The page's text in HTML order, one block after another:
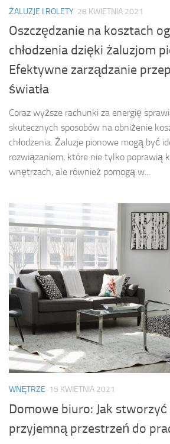
ŻALUZJE I ROLETY 28 KWIETNIA 2021
Oszczędzanie na kosztach
chłodzenia dzięki żaluzjom
Efektywne zarządzanie
światła
Coraz wyższe rachunki za energię
skutecznych sposobów na obniżenie
chłodzenia. Żaluzje pionowe mogą być
rozwiązaniem, które nie tylko poprawią
wnętrzach, ale również pomogą w...
WNĘTRZE 15 KWIETNIA 2021
Domowe biuro: Jak
przyjemną przestrzeń do